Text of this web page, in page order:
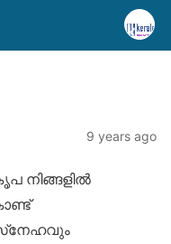
9 years ago
നിങ്ങളില്‍